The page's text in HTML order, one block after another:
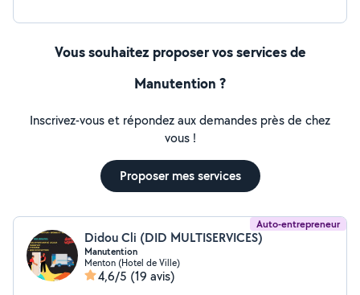
Vous souhaitez proposer vos services de
Manutention ?
Inscrivez-vous et répondez aux demandes près de chez
vous !
Proposer mes services
Auto-entrepreneur
Didou Cli (DID MULTISERVICES)
Manutention
Menton (Hotel de Ville)
4,6/5 (19 avis)